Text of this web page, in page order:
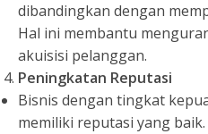
dibandingkan dengan
Hal ini membantu
akuisisi pelanggan.
Peningkatan Reputasi
Bisnis dengan tingkat
memiliki reputasi yang